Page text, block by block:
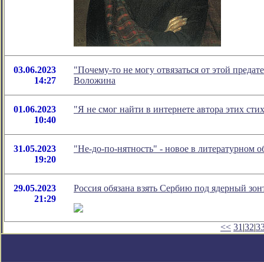
03.06.2023
14:27
"Почему-то не могу отвязаться от этой
Воложина
01.06.2023
10:40
"Я не смог найти в интернете автора этих
31.05.2023
19:20
"Не-до-по-нятность" - новое в литературном
29.05.2023
21:29
Россия обязана взять Сербию под ядерный
<< 31 |32|